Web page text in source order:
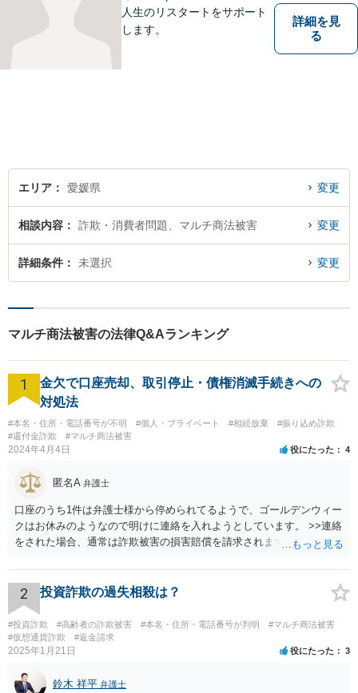
人生のリスタートをサポート
します。
詳細を見
る
エリア 愛媛県 変更
相談内容 詐欺・消費者問題、マルチ商法被害 変更
詳細条件 未選択 変更
マルチ商法被害の法律Q&Aランキング
1
金欠で口座売却、取引停止・債権消滅手続きへの
対処法
#本名・住所・電話番号が不明 #個人・プライベート #相続放棄
#振り込め詐欺
#還付金詐欺
#マルチ商法被害
2024年4月4日 役にたった 4
匿名A 弁護士
口座のうち1件は弁護士様から停められてるようで、ゴールデンウィー
クはお休みのようなので明けに連絡を入れようとしています。 >>連絡
をされた場合、通常は詐欺被害の損害賠償を請求されますのでご留意
2 投資詐欺の過失相殺は？
#投資詐欺 #高齢者の詐欺被害 #本名・住所・電話番号が判明
#マルチ商法被害
#仮想通貨詐欺
#返金請求
2025年1月21日 役にたった 3
鈴木 祥平 弁護士